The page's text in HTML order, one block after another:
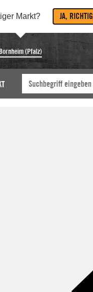
Markt? JA, RICHTIG
(Pfalz)